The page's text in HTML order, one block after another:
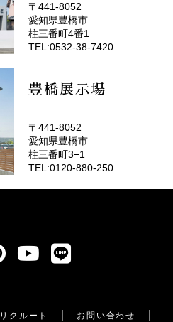
(EMOTOP豊橋)
〒441-8052
愛知県豊橋市
柱三番町4番1
TEL:0532-38-7420
豊橋展示場
〒441-8052
愛知県豊橋市
柱三番町3−1
TEL:0120-880-250
リクルート
お問い合わせ